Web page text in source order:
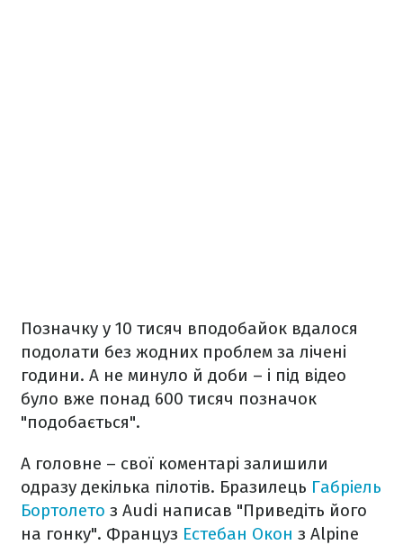
Позначку у 10 тисяч вподобайок вдалося
подолати без жодних проблем за лічені
години. А не минуло й доби – і під відео
було вже понад 600 тисяч позначок
"подобається".
А головне – свої коментарі залишили
одразу декілька пілотів. Бразилець Габріель
Бортолето з Audi написав "Приведіть його
на гонку". Француз Естебан Окон з Alpine